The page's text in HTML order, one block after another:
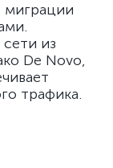
миграции
из
De Novo,
трафика.